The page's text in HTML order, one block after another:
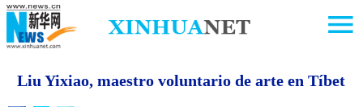
Liu Yixiao, maestro voluntario de arte en Tíbet